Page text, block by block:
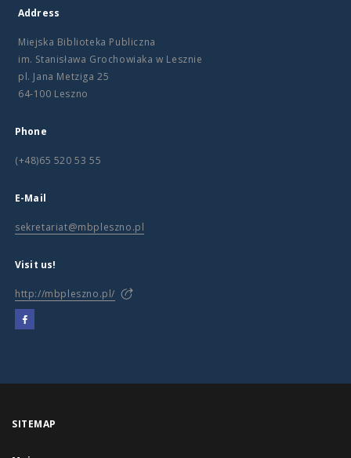
Address
Miejska Biblioteka Publiczna
im. Stanisława Grochowiaka w Lesznie
pl. Jana Metziga 25
64-100 Leszno
Phone
(+48)65 520 53 55
E-Mail
sekretariat@mbpleszno.pl
Visit us!
http://mbpleszno.pl/
SITEMAP